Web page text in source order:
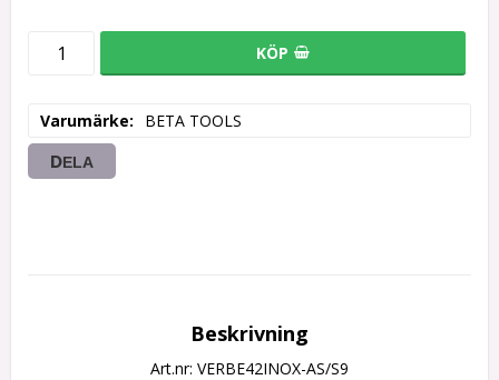
KÖP
Varumärke BETA TOOLS
DELA
Beskrivning
Art.nr: VERBE42INOX-AS/S9